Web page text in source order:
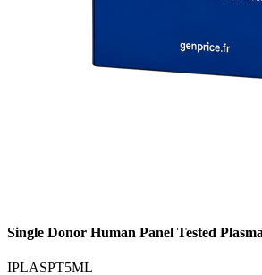
Single Donor Human Panel Tested
IPLASPT5ML